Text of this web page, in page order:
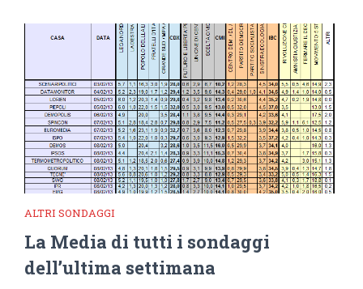
ALTRI SONDAGGI
La Media di tutti i sondaggi
dell’ultima settimana